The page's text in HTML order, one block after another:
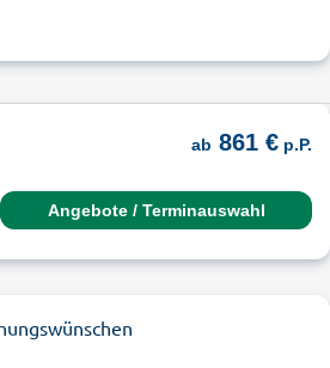
ab 861 € p.P.
Angebote / Terminauswahl